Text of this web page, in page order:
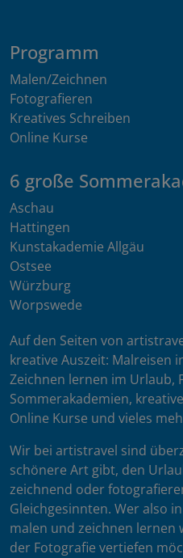
Programm
Malen/Zeichnen
Fotografieren
Kreatives Schreiben
Online Kurse
6 große
Aschau
Hattingen
Kunstakademie Allgäu
Ostsee
Würzburg
Worpswede
Auf den Seiten von
kreative Auszeit: Malreisen
Zeichnen lernen im Urlaub,
Sommerakademien,
Online Kurse und vieles
Wir bei artistravel sind
schönere Art gibt, den
zeichnend oder
Gleichgesinnten. Wer also
malen und zeichnen lernen
der Fotografie vertiefen